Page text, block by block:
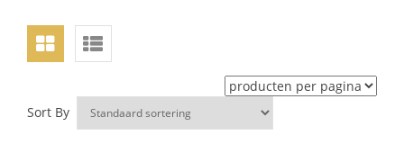
Sort By